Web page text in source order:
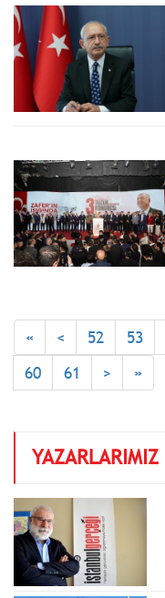
« < 52 53
60
61 > »
YAZARLARIMIZ